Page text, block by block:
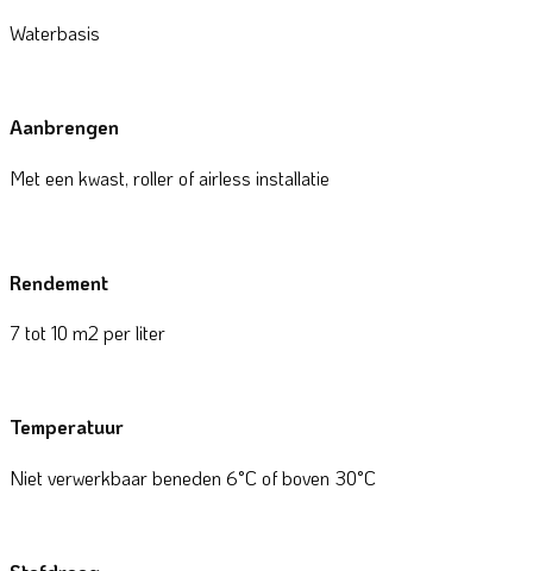
Waterbasis
Aanbrengen
Met een kwast, roller of airless installatie
Rendement
7 tot 10 m2 per liter
Temperatuur
Niet verwerkbaar beneden 6°C of boven 30°C